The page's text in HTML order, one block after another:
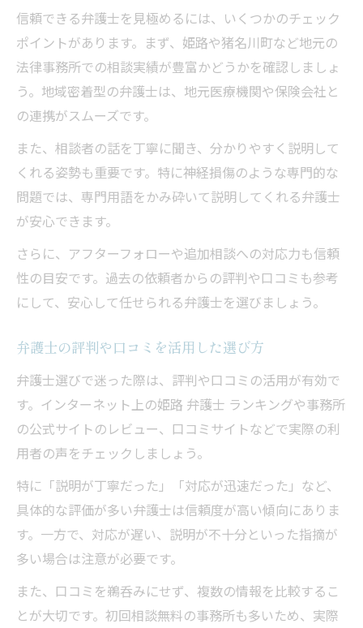
信頼できる弁護士を見極めるには、いくつかのチェック
ポイントがあります。まず、姫路や猪名川町など地元の
法律事務所での相談実績が豊富かどうかを確認しましょ
う。地域密着型の弁護士は、地元医療機関や保険会社と
の連携がスムーズです。
また、相談者の話を丁寧に聞き、分かりやすく説明して
くれる姿勢も重要です。特に神経損傷のような専門的な
問題では、専門用語をかみ砕いて説明してくれる弁護士
が安心できます。
さらに、アフターフォローや追加相談への対応力も信頼
性の目安です。過去の依頼者からの評判や口コミも参考
にして、安心して任せられる弁護士を選びましょう。
弁護士の評判や口コミを活用した選び方
弁護士選びで迷った際は、評判や口コミの活用が有効で
す。インターネット上の姫路 弁護士 ランキングや事務所
の公式サイトのレビュー、口コミサイトなどで実際の利
用者の声をチェックしましょう。
特に「説明が丁寧だった」「対応が迅速だった」など、
具体的な評価が多い弁護士は信頼度が高い傾向にありま
す。一方で、対応が遅い、説明が不十分といった指摘が
多い場合は注意が必要です。
また、口コミを鵜呑みにせず、複数の情報を比較するこ
とが大切です。初回相談無料の事務所も多いため、実際